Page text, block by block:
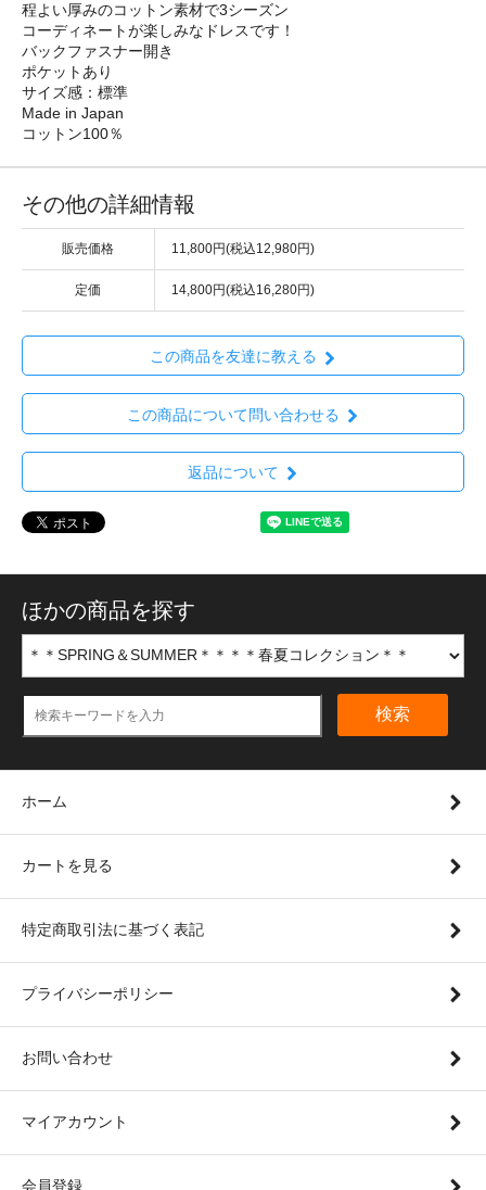
程よい厚みのコットン素材で3シーズン
コーディネートが楽しみなドレスです！
バックファスナー開き
ポケットあり
サイズ感：標準
Made in Japan
コットン100％
その他の詳細情報
販売価格 11,800円(税込12,980円)
定価 14,800円(税込16,280円)
この商品を友達に教える
この商品について問い合わせる
返品について
ほかの商品を探す
検索
ホーム
カートを見る
特定商取引法に基づく表記
プライバシーポリシー
お問い合わせ
マイアカウント
会員登録